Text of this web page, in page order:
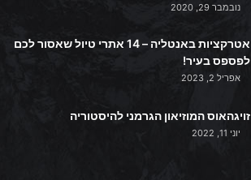
נובמבר 29, 2020
אטרקציות באנטליה – 14 אתרי טיול שאסור לכם
לפספס בעיר!
אפריל 2, 2023
זויגהאוס המוזיאון הגרמני להיסטוריה
יוני 11, 2022